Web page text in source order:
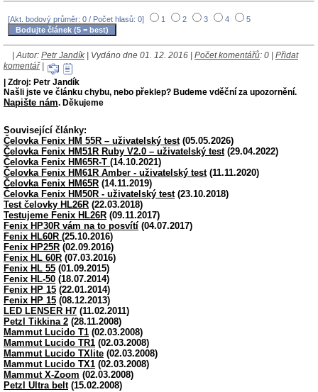
[Akt. bodový průměr: 0 / Počet hlasů: 0] 1 2 3 4 5
| Autor: Petr Jandík | Vydáno dne 01. 12. 2016 | Počet komentářů: 0 | Přidat
komentář|
| Zdroj: Petr Jandík
Našli jste ve článku chybu, nebo překlep? Budeme vděční za upozornění.
Napište nám. Děkujeme
Související články:
Čelovka Fenix HM 55R – uživatelský test(05.05.2026)
Čelovka Fenix HM51R Ruby V2.0 – uživatelský test(29.04.2022)
Čelovka Fenix HM65R-T (14.10.2021)
Čelovka Fenix HM61R Amber - uživatelský test(11.11.2020)
Čelovka Fenix HM65R (14.11.2019)
Čelovka Fenix HM50R - uživatelský test(23.10.2018)
Test čelovky HL26R (22.03.2018)
Testujeme Fenix HL26R (09.11.2017)
Fenix HP30R vám na to posvítí (04.07.2017)
Fenix HL60R (25.10.2016)
Fenix HP25R (02.09.2016)
Fenix HL 60R (07.03.2016)
Fenix HL 55 (01.09.2015)
Fenix HL-50 (18.07.2014)
Fenix HP 15 (22.01.2014)
Fenix HP 15 (08.12.2013)
LED LENSER H7 (11.02.2011)
Petzl Tikkina 2 (28.11.2008)
Mammut Lucido T1 (02.03.2008)
Mammut Lucido TR1 (02.03.2008)
Mammut Lucido TXlite (02.03.2008)
Mammut Lucido TX1 (02.03.2008)
Mammut X-Zoom (02.03.2008)
Petzl Ultra belt(15.02.2008)